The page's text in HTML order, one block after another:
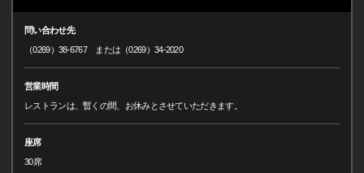
問い合わせ先
（0269）38-6767 または（0269）34-2020
営業時間
レストランは、暫くの間、お休みとさせていただきます。
座席
30席